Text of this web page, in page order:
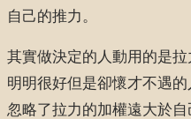
自己的推力。
其實做決定的人動用的是
明明很好但是卻懷才不遇
忽略了拉力的加權遠大於自